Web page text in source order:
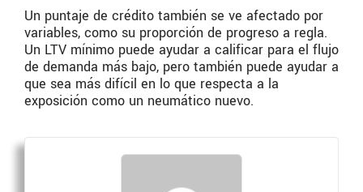
Un puntaje de crédito también se ve afectado por
variables, como su proporción de progreso a regla.
Un LTV mínimo puede ayudar a calificar para el flujo
de demanda más bajo, pero también puede ayudar a
que sea más difícil en lo que respecta a la
exposición como un neumático nuevo.